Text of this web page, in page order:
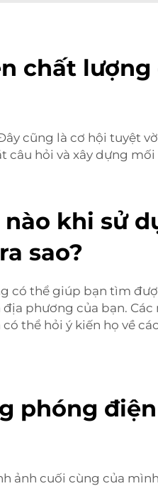
chất lượng
cũng là cơ hội tuyệt
câu hỏi và xây dựng mối
khi sử
sao?
có thể giúp bạn tìm
phương của bạn. Các
thể hỏi ý kiến họ về
phóng
ảnh cuối cùng của